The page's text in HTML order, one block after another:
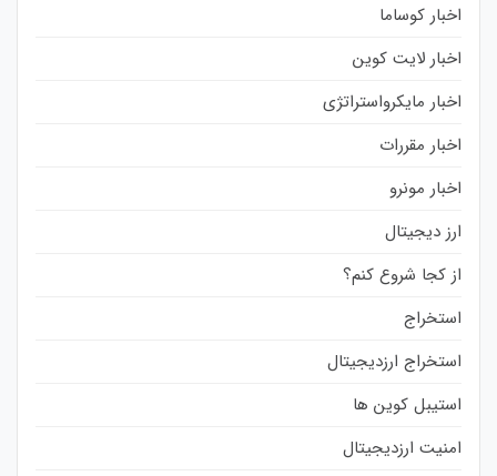
اخبار کوساما
اخبار لایت کوین
اخبار مایکرواستراتژی
اخبار مقررات
اخبار مونرو
ارز دیجیتال
از کجا شروع کنم؟
استخراج
استخراج ارزدیجیتال
استیبل کوین ها
امنیت ارزدیجیتال